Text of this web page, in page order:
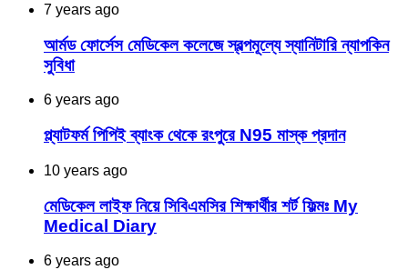
7 years ago
আর্মড ফোর্সেস মেডিকেল কলেজে স্বল্পমূল্যে স্যানিটারি ন্যাপকিন
সুবিধা
6 years ago
প্ল্যাটফর্ম পিপিই ব্যাংক থেকে রংপুরে N95 মাস্ক প্রদান
10 years ago
মেডিকেল লাইফ নিয়ে সিবিএমসির শিক্ষার্থীর শর্ট ফিল্মঃ My
Medical Diary
6 years ago